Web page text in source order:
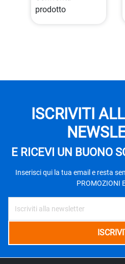
prodotto
ISCRIVITI
E RICEVI UN BUONO
Inserisci qui la tua email e resta
PROMOZIONI